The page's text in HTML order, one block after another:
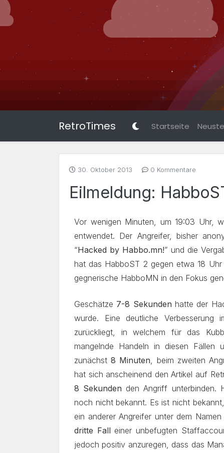
RetroTimes Startseite
30. Oktober 2013 0 Kommentare
Eilmeldung:
Vor wenigen Minuten, um 19:03 Uhr,
entwendet. Der Angreifer, bisher
“Hacked by Habbo.mn!” und die
hat das HabboST 2 gegen etwa 18 Uhr
gegnerische HabboMN in den Fokus
Geschätze 7-8 Sekunden hatte der
wurde. Eine deutliche
zurückliegt, in welchem für das
mangelnde Handeln in diesen Fällen
zunächst8 Minuten, beim zweiten
hat sich anscheinend den Artikel auf
8 Sekunden den Angriff unterbinden.
noch nicht bekannt. Es ist nicht
ein anderer Angreifer unter dem
dritte Falleiner unbefugten
jedoch positiv anzuregen, dass das